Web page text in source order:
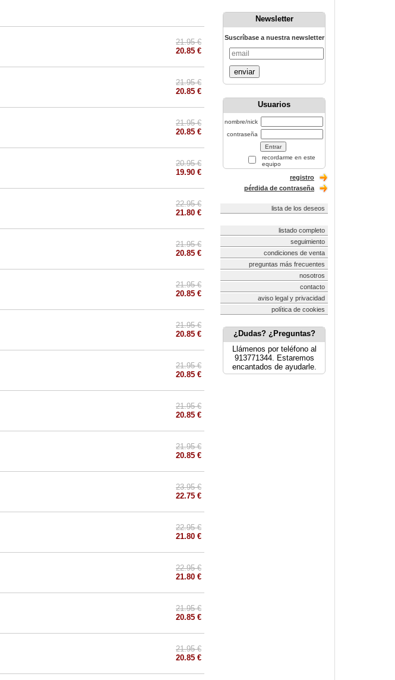
21.95 €
20.85 €
21.95 €
20.85 €
21.95 €
20.85 €
20.95 €
19.90 €
22.95 €
21.80 €
21.95 €
20.85 €
21.95 €
20.85 €
21.95 €
20.85 €
21.95 €
20.85 €
21.95 €
20.85 €
21.95 €
20.85 €
23.95 €
22.75 €
22.95 €
21.80 €
22.95 €
21.80 €
21.95 €
20.85 €
21.95 €
20.85 €
Newsletter
Suscríbase a nuestra newsletter
enviar
Usuarios
nombre/nick
contraseña
recordarme en este
equipo
registro
pérdida de contraseña
lista de los deseos
listado completo
seguimiento
condiciones de venta
preguntas más frecuentes
nosotros
contacto
aviso legal y privacidad
política de cookies
¿Dudas? ¿Preguntas?
Llámenos por teléfono al
913771344. Estaremos
encantados de ayudarle.